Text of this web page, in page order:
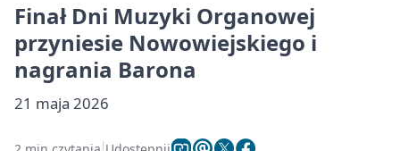
Finał Dni Muzyki Organowej
przyniesie Nowowiejskiego i
nagrania Barona
21 maja 2026